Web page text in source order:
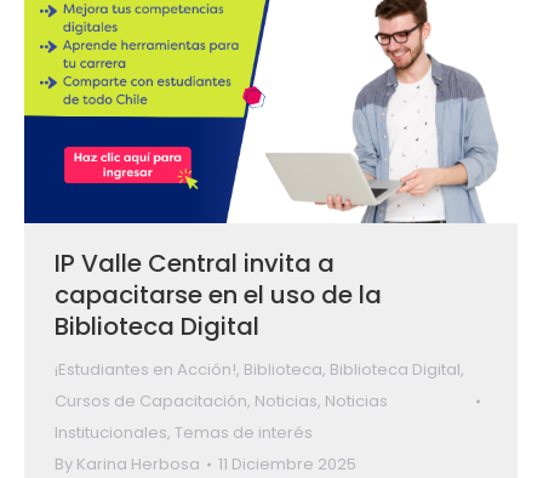
IP Valle Central invita a
capacitarse en el uso de la
Biblioteca Digital
¡Estudiantes en Acción!, Biblioteca, Biblioteca Digital,
Cursos de Capacitación, Noticias, Noticias
Institucionales, Temas de interés
By Karina Herbosa 11 Diciembre 2025